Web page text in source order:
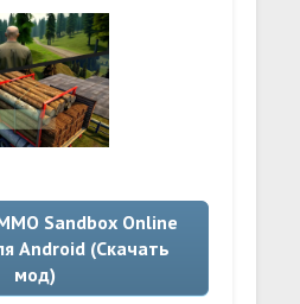
Sandbox Online
Android (Скачать
мод)